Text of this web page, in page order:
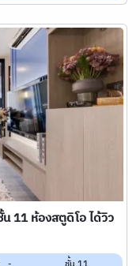
11 ห้องสตูดิโอ ได้วิว